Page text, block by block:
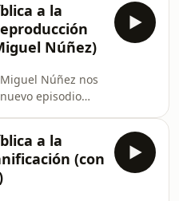
a la
Núñez)
Núñez nos
episodio
a la
(con